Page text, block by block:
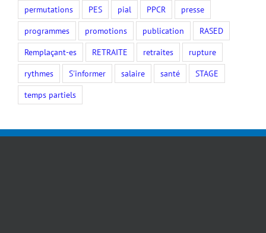
permutations
PES pial PPCR
presse
programmes
promotions publication
RASED
Remplaçant-es
RETRAITE retraites
rupture
rythmes
S'informer salaire santé
STAGE
temps partiels